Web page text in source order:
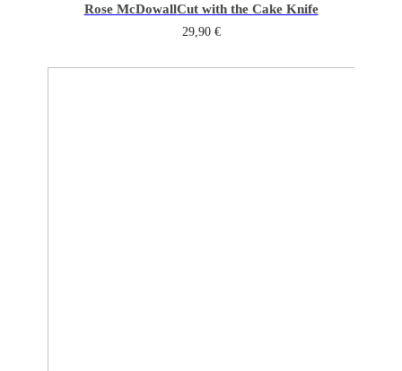
Rose McDowallCut with the Cake Knife
29,90 €